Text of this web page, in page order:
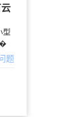
型
�
题